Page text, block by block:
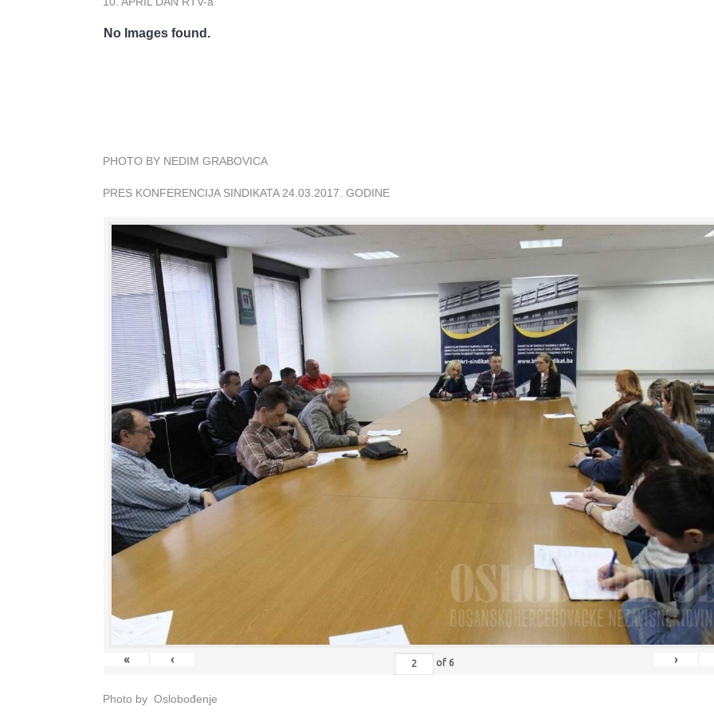
No Images found.
PHOTO BY NEDIM GRABOVICA
PRES KONFERENCIJA SINDIKATA 24.03.2017. GODINE
« ‹ of 6 ›
Photo by Oslobođenje